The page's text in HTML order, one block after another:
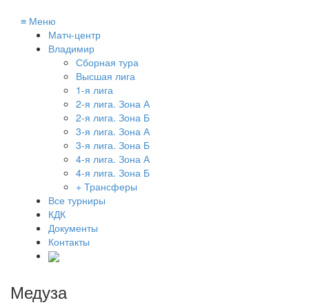
≡ Меню
Матч-центр
Владимир
Сборная тура
Высшая лига
1-я лига
2-я лига. Зона А
2-я лига. Зона Б
3-я лига. Зона А
3-я лига. Зона Б
4-я лига. Зона А
4-я лига. Зона Б
+ Трансферы
Все турниры
КДК
Документы
Контакты
Медуза